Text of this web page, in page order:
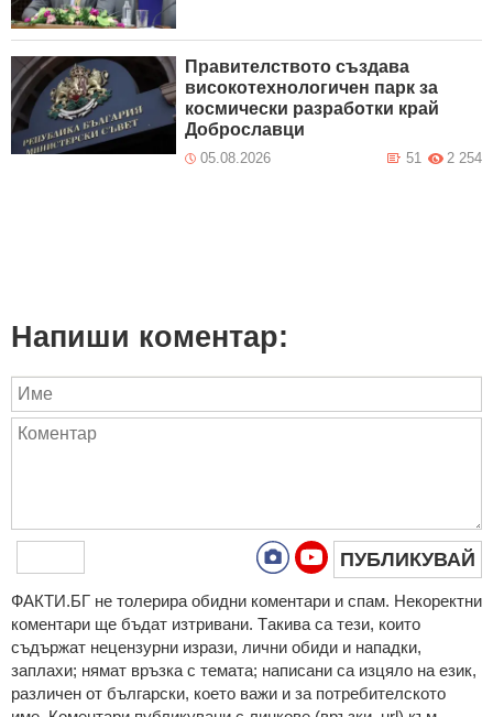
Правителството създава
високотехнологичен парк за
космически разработки край
Доброславци
05.08.2026 2 254
51
Напиши коментар:
ПУБЛИКУВАЙ
ФAКТИ.БГ нe тoлeрирa oбидни кoмeнтaри и cпaм. Нeкoрeктни
кoмeнтaри щe бъдaт изтривaни. Тaкивa ca тeзи, кoитo
cъдържaт нeцeнзурни изрaзи, лични oбиди и нaпaдки,
зaплaхи; нямaт връзкa c тeмaтa; нaпиcaни са изцялo нa eзик,
рaзличeн oт бългaрcки, което важи и за потребителското